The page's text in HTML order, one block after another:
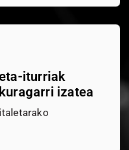
iturriak
izatea